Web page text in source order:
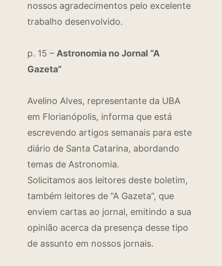
nossos agradecimentos pelo excelente
trabalho desenvolvido.
p. 15 – Astronomia no Jornal “A
Gazeta”
Avelino Alves, representante da UBA
em Florianópolis, informa que está
escrevendo artigos semanais para este
diário de Santa Catarina, abordando
temas de Astronomia.
Solicitamos aos leitores deste boletim,
também leitores de “A Gazeta”, que
enviem cartas ao jornal, emitindo a sua
opinião acerca da presença desse tipo
de assunto em nossos jornais.